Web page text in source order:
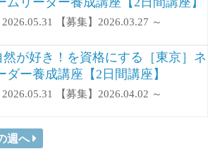
2026.05.31 【募集】2026.03.27 ～
然が好き！を資格にする［東京］ネ
ー養成講座【2日間講座】
2026.05.31 【募集】2026.04.02 ～
週へ